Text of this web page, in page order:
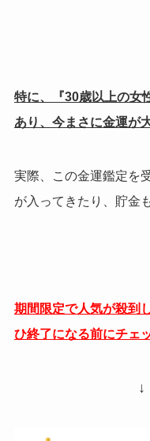
特に、『30歳以上の女
あり、今まさに金運が
実際、この金運鑑定を
が入ってきたり、貯金
期間限定で人気が殺到
ひ終了になる前にチェ